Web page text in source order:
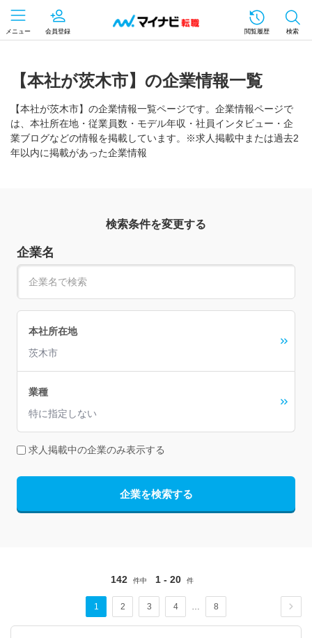
メニュー 会員登録 閲覧履歴 検索
【本社が茨木市】の企業情報一覧
【本社が茨木市】の企業情報一覧ページです。企業情報ページで
は、本社所在地・従業員数・モデル年収・社員インタビュー・企
業ブログなどの情報を掲載しています。※求人掲載中または過去2
年以内に掲載があった企業情報
検索条件を変更する
企業名
本社所在地
茨木市
業種
特に指定しない
求人掲載中の企業のみ表示する
企業を検索する
142 件中 1 - 20 件
1 2 3 4 … 8